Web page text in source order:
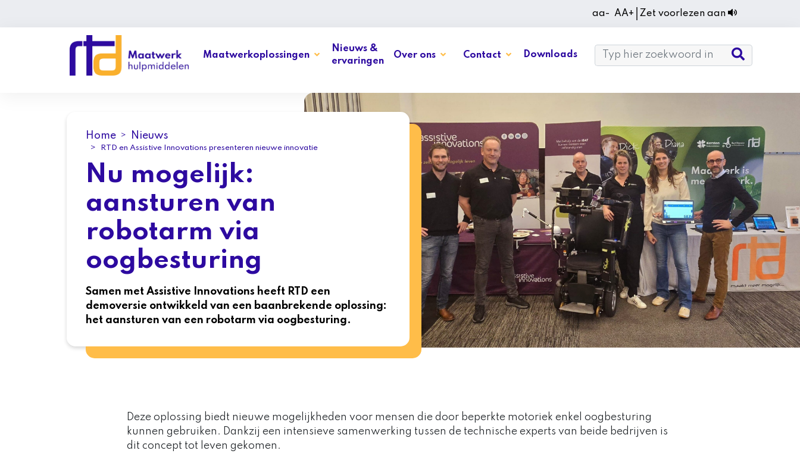
aa- AA+ Zet voorlezen aan
Maatwerkoplossingen
Nieuws &
ervaringen
Over ons Contact Downloads
Home Nieuws
RTD en Assistive Innovations presenteren nieuwe innovatie
Nu mogelijk:
aansturen van
robotarm via
oogbesturing
Samen met Assistive Innovations heeft RTD een
demoversie ontwikkeld van een baanbrekende oplossing:
het aansturen van een robotarm via oogbesturing.
Deze oplossing biedt nieuwe mogelijkheden voor mensen die door beperkte motoriek enkel oogbesturing
kunnen gebruiken. Dankzij een intensieve samenwerking tussen de technische experts van beide bedrijven is
dit concept tot leven gekomen.